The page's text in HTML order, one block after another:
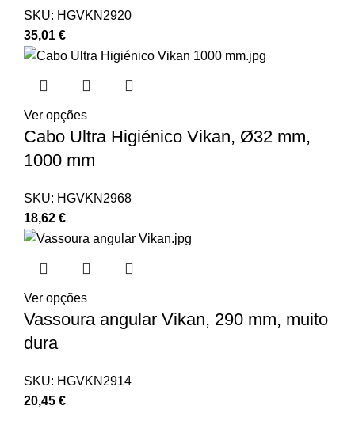
SKU: HGVKN2920
35,01 €
Ver opções
Cabo Ultra Higiénico Vikan, Ø32 mm,
1000 mm
SKU: HGVKN2968
18,62 €
Ver opções
Vassoura angular Vikan, 290 mm, muito
dura
SKU: HGVKN2914
20,45 €